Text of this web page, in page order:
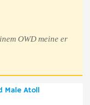
OWD meine er
Male Atoll